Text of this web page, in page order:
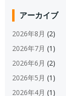
アーカイブ
2026年8月 (2)
2026年7月 (1)
2026年6月 (2)
2026年5月 (1)
2026年4月 (1)